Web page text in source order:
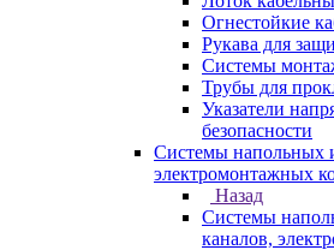
Огнестойкие
Рукава для
Системы
Трубы для
Указатели
безопасности
Системы напольных
электромонтажных
Назад
Системы
каналов,